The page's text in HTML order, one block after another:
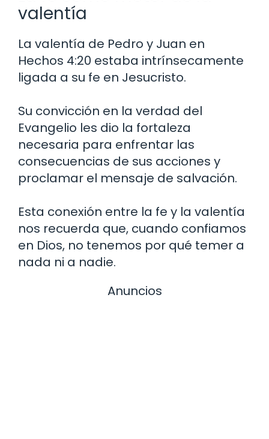
valentía
La valentía de Pedro y Juan en
Hechos 4:20 estaba intrínsecamente
ligada a su fe en Jesucristo.
Su convicción en la verdad del
Evangelio les dio la fortaleza
necesaria para enfrentar las
consecuencias de sus acciones y
proclamar el mensaje de salvación.
Esta conexión entre la fe y la valentía
nos recuerda que, cuando confiamos
en Dios, no tenemos por qué temer a
nada ni a nadie.
Anuncios